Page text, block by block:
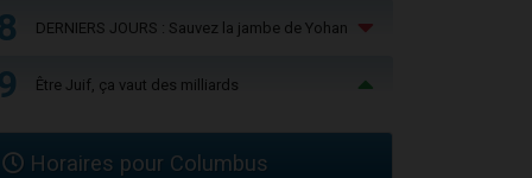
DERNIERS JOURS : Sauvez la jambe de Yohan
Être Juif, ça vaut des milliards
Horaires pour Columbus